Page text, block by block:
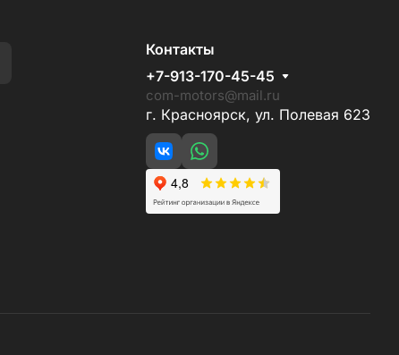
Контакты
+7-913-170-45-45
com-motors@mail.ru
г. Красноярск, ул. Полевая 623